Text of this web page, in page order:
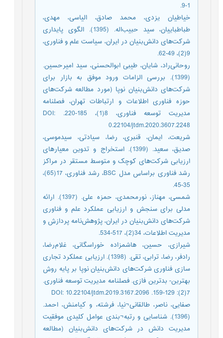
خیاطیان یزدی، محمد صادق، الیاسی، مهدی،
طباطباییان، سید حبیب‎‌اله. (1395). الگوی پایداری
شرکت‌های دانش‌بنیان در ایران، سیاست علم و فناوری،
9(2)، 49-62.
روحانی‌راد، شایان، طیبی ابوالحسنی، سید امیرحسین.
(1399). بررسی الزامات ورود موفق به بازار برای
شرکت‌های دانش‌بنیان نوپا (مورد مطالعه شرکت‌های
حوزه فناوری اطلاعات و ارتباطات تهران، فصلنامه
مدیریت توسعه فناوری، 8(1)، 185-220. DOI:
0.22104/jtdm.2020.3607.2248
شریعت، ایمان، قنبری، رضا، سیادتی، سیدموسی،
صدیق، سعید. (1399). استخراج و تدوین معیارهای
ارزیابی شرکت‌های کوچک و متوسط مستقر در مراکز
رشد فناوری براساس مدل BSC، رشد فناوری، 17(65)،
35-45.
شمسی، مهناز، نورمحمدی، حمزه علی. (1397). ارائه
مدلی برای سنجش و ارزیابی عملکرد علم و فناوری
شرکت‌های دانش‌بنیان در ایران، پژوهش‌نامه پردازش و
مدیریت اطلاعات، 34(2)، 517-534.
شیرازی، حسین، هاشم‎زاده خوراسگانی، غلام‌رضا،
رادفر، رضا، ترابی، تقی. (1398). ارزیابی عملکرد تجاری
سازی فناوری شرکت‌های دانش‌بنیان نوپا بر پایه روش
بهترین- بدترین فازی. فصلنامه مدیریت توسعه فناوری.
7(2): 129-159. DOI: 10.22104/jtdm.2019.3167.2096
صفایی، ناصر، طالقانی¬نیا، فرشته، و کیامنش، احمد.
(1396). شناسایی و رتبه¬بندی عوامل کلیدی موفقیت
مدیریت دانش در شرکت‌های دانش‌بنیان (مطالعه